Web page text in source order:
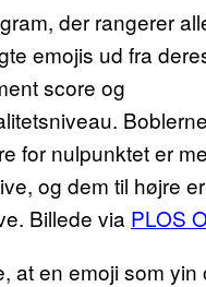
der rangerer
emojis ud fra
score og
for nulpunktet er
og dem til højre
Billede via PLOS
at en emoji som yin